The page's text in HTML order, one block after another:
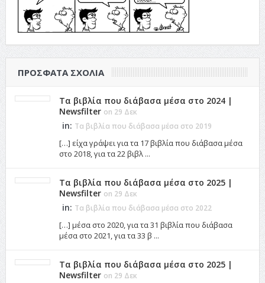
ΠΡΌΣΦΑΤΑ ΣΧΌΛΙΑ
Τα βιβλία που διάβασα μέσα στο 2024 |
Newsfilter on 29 Δεκ
in: Τα βιβλία που διάβασα μέσα στο 2019
[…] είχα γράψει για τα 17 βιβλία που διάβασα μέσα
στο 2018, για τα 22 βιβλ ...
Τα βιβλία που διάβασα μέσα στο 2025 |
Newsfilter on 29 Δεκ
in: Τα βιβλία που διάβασα μέσα στο 2022
[…] μέσα στο 2020, για τα 31 βιβλία που διάβασα
μέσα στο 2021, για τα 33 β ...
Τα βιβλία που διάβασα μέσα στο 2025 |
Newsfilter on 29 Δεκ